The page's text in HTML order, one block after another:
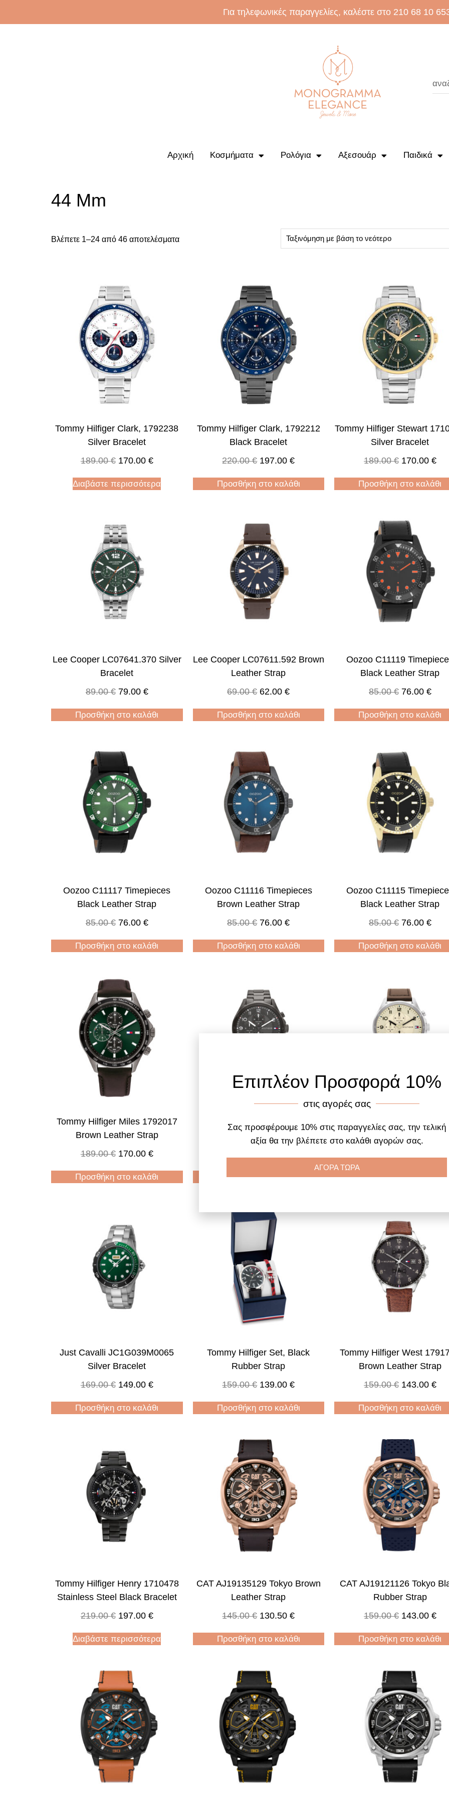
Για τηλεφωνικές παραγγελίες, καλέστε στο 210 68 10
Αρχική Κοσμήματα Ρολόγια Αξεσουάρ Παιδικά
44 Mm
Βλέπετε 1–24 από 46 αποτελέσματα
Tommy Hilfiger Clark, 1792238
Silver Bracelet
189.00€ 170.00 €
Διαβάστε περισσότερα
Tommy Hilfiger Clark, 1792212
Black Bracelet
220.00€ 197.00€
Προσθήκη στο καλάθι
Tommy Hilfiger Stewart
Silver Bracelet
189.00€ 170.00 €
Προσθήκη στο καλάθι
Lee Cooper LC07641.370 Silver
Bracelet
89.00€ 79.00 €
Προσθήκη στο καλάθι
Lee Cooper LC07611.592 Brown
Leather Strap
69.00€ 62.00€
Προσθήκη στο καλάθι
Oozoo C11119
Black Leather Strap
85.00€ 76.00 €
Προσθήκη στο καλάθι
Oozoo C11117 Timepieces
Black Leather Strap
85.00€ 76.00 €
Προσθήκη στο καλάθι
Oozoo C11116 Timepieces
Brown Leather Strap
85.00€ 76.00€
Προσθήκη στο καλάθι
Oozoo C11115
Black Leather Strap
85.00€ 76.00 €
Προσθήκη στο καλάθι
Tommy Hilfiger Miles 1792017
Brown Leather Strap
189.00€ 170.00 €
Προσθήκη στο καλάθι
Tommy Hilfiger 1792008 Axel
Grey Stainless Steel Bracelet
Προσθήκη στο καλάθι
Tommy Hilfiger 1792003
Brown Leather Strap
Διαβάστε περισσότερα
Just Cavalli JC1G039M0065
Silver Bracelet
169.00€ 149.00 €
Προσθήκη στο καλάθι
Tommy Hilfiger Set, Black
Rubber Strap
159.00€ 139.00€
Προσθήκη στο καλάθι
Tommy Hilfiger West
Brown Leather Strap
159.00€ 143.00 €
Προσθήκη στο καλάθι
Tommy Hilfiger Henry 1710478
Stainless Steel Black Bracelet
219.00€ 197.00 €
Διαβάστε περισσότερα
CAT AJ19135129 Tokyo Brown
Leather Strap
145.00€ 130.50€
Προσθήκη στο καλάθι
CAT AJ19121126 Tokyo
Rubber Strap
159.00€ 143.00 €
Προσθήκη στο καλάθι
Επιπλέον Προσφορά 10%
στις αγορές σας
Σας προσφέρουμε 10% στις παραγγελίες σας, την τελική
αξία θα την βλέπετε στο καλάθι αγορών σας.
ΑΓΟΡΑ ΤΩΡΑ